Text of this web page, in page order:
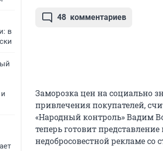
в
48 комментариев
Заморозка цен на социально
привлечения покупателей,
«Народный контроль» Вадим
теперь готовит
недобросовестной рекламе со